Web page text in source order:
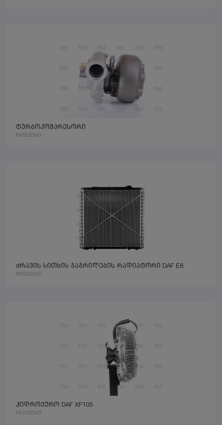
ტურბოკომპრესორი
NISSENS
ძრავის სითხის გაგრილების რადიატორი DAF E6
NISSENS
ჰიდროქურო DAF XF105
NISSENS